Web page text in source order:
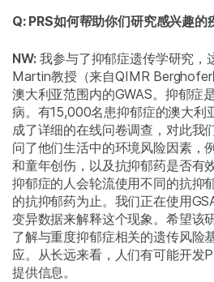
Q: PRS如何帮助你们研究感兴趣的
NW: 我参与了抑郁症遗传学研究，
Martin教授（来自QIMR
澳大利亚范围内的GWAS。抑郁症
病。有15,000名患抑郁症的澳大利
成了详细的在线问卷调查，对此我
问了他们生活中的环境风险因素，
和童年创伤，以及抗抑郁药是否有
抑郁症的人会轮流使用不同的抗抑
的抗抑郁药为止。我们正在使用
变异数据来解释这个现象。希望该
了解与重度抑郁症相关的遗传风险
应。从长远来看，人们有可能开发
提供信息。